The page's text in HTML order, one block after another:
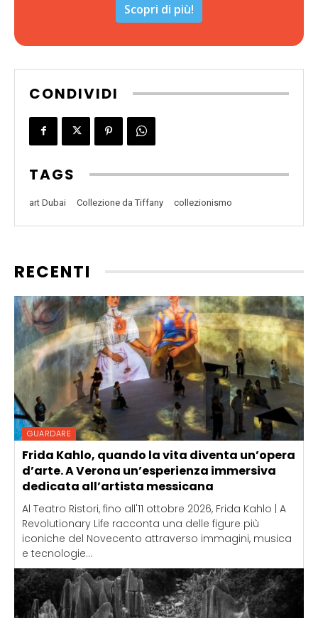
Scopri di più!
CONDIVIDI
TAGS
art Dubai Collezione da Tiffany collezionismo
RECENTI
GUARDARE
Frida Kahlo, quando la vita diventa un’opera
d’arte. A Verona un’esperienza immersiva
dedicata all’artista messicana
Al Teatro Ristori, fino all'11 ottobre 2026, Frida Kahlo | A
Revolutionary Life racconta una delle figure più
iconiche del Novecento attraverso immagini, musica
e tecnologie...